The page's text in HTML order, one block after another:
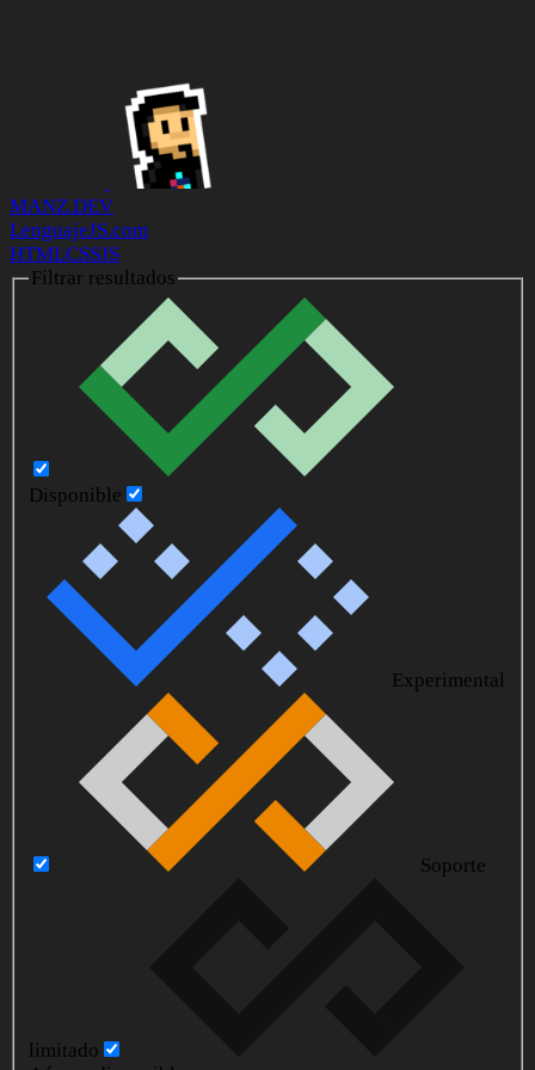
MANZ.DEV
LenguajeJS.com
HTMLCSSJS
Filtrar resultados
Disponible
Experimental
Soporte
limitado